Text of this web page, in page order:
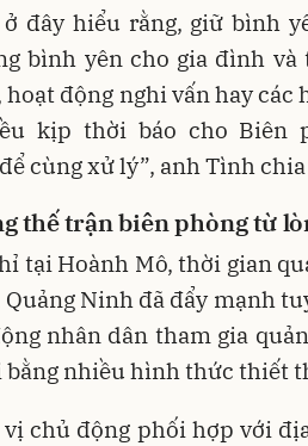
ở đây hiểu rằng, giữ bình
bình yên cho gia đình
hoạt động nghi vấn hay
kịp thời báo cho Biên
cùng xử lý”, anh Tình chia
thế trận biên phòng từ
tại Hoành Mô, thời gian
Ninh đã đẩy mạnh
nhân dân tham gia
bằng nhiều hình thức thiết
vị chủ động phối hợp với